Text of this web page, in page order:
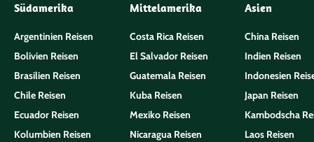
Südamerika
Argentinien Reisen
Bolivien Reisen
Brasilien Reisen
Chile Reisen
Ecuador Reisen
Kolumbien Reisen
Mittelamerika
Costa Rica Reisen
El Salvador Reisen
Guatemala Reisen
Kuba Reisen
Mexiko Reisen
Nicaragua Reisen
Asien
China Reisen
Indien Reisen
Indonesien
Japan Reisen
Kambodscha
Laos Reisen